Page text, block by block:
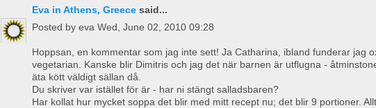
Eva in Athens, Greece said...
Posted by eva Wed, June 02, 2010 09:28
Hoppsan, en kommentar som jag inte sett! Ja Catharina, ibland funderar jag
vegetarian. Kanske blir Dimitris och jag det när barnen är utflugna -
äta kött väldigt sällan då.
Du skriver var istället för är - har ni stängt salladsbaren?
Har kollat hur mycket soppa det blir med mitt recept nu; det blir 9 portioner.